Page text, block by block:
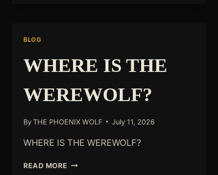
BLOG
WHERE IS THE
WEREWOLF?
ByTHE PHOENIX WOLF July 11, 2026
WHERE IS THE WEREWOLF?
READ MORE WHERE